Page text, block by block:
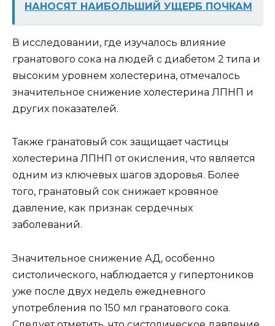
НАНОСЯТ НАИБОЛЬШИЙ УЩЕРБ ПОЧКАМ
В исследовании, где изучалось влияние
гранатового сока на людей с диабетом 2 типа и
высоким уровнем холестерина, отмечалось
значительное снижение холестерина ЛПНП и
других показателей.
Также гранатовый сок защищает частицы
холестерина ЛПНП от окисления, что является
одним из ключевых шагов здоровья. Более
того, гранатовый сок снижает кровяное
давление, как признак сердечных
заболеваний.
Значительное снижение АД, особенно
систолического, наблюдается у гипертоников
уже после двух недель ежедневного
употребления по 150 мл гранатового сока.